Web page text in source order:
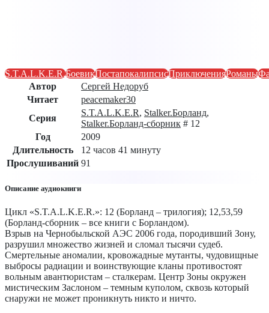
S.T.A.L.K.E.R.БоевикПостапокалипсисПриключенияРоманы
Автор
Сергей Недоруб
Читает
peacemaker30
Серия
S.T.A.L.K.E.R, Stalker.Борланд,
Stalker.Борланд-сборник # 12
Год
2009
Длительность
12 часов 41 минуту
Прослушиваний 91
Описание аудиокниги
Цикл «S.T.A.L.K.E.R.»: 12 (Борланд – трилогия); 12,53,59
(Борланд-сборник – все книги с Борландом).
Взрыв на Чернобыльской АЭС 2006 года, породивший Зону,
разрушил множество жизней и сломал тысячи судеб.
Смертельные аномалии, кровожадные мутанты, чудовищные
выбросы радиации и воинствующие кланы противостоят
вольным авантюристам – сталкерам. Центр Зоны окружен
мистическим Заслоном – темным куполом, сквозь который
снаружи не может проникнуть никто и ничто.